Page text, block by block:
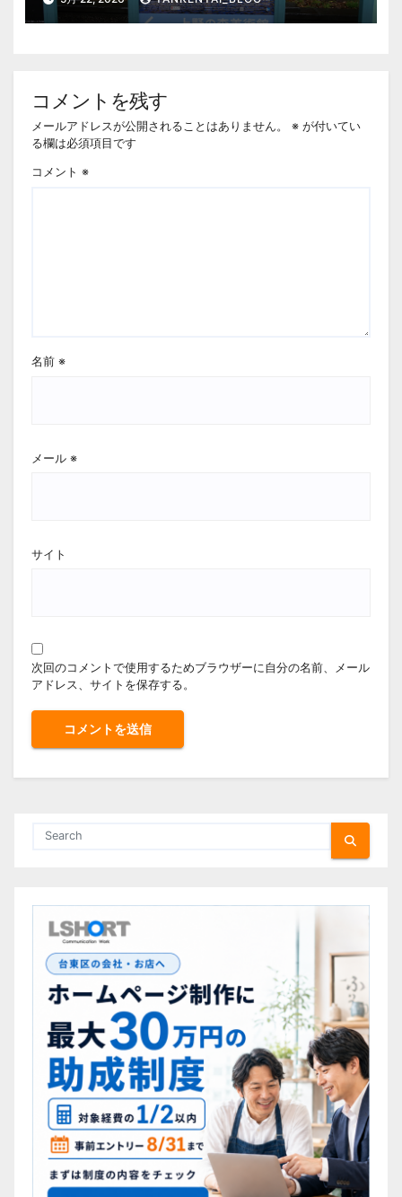
報他
コメントを残す
メールアドレスが公開されることはありません。 ※ が付いてい
る欄は必須項目です
コメント ※
名前 ※
メール ※
サイト
次回のコメントで使用するためブラウザーに自分の名前、メール
アドレス、サイトを保存する。